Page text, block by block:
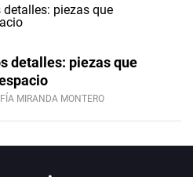
detalles: piezas que
MIRANDA MONTERO